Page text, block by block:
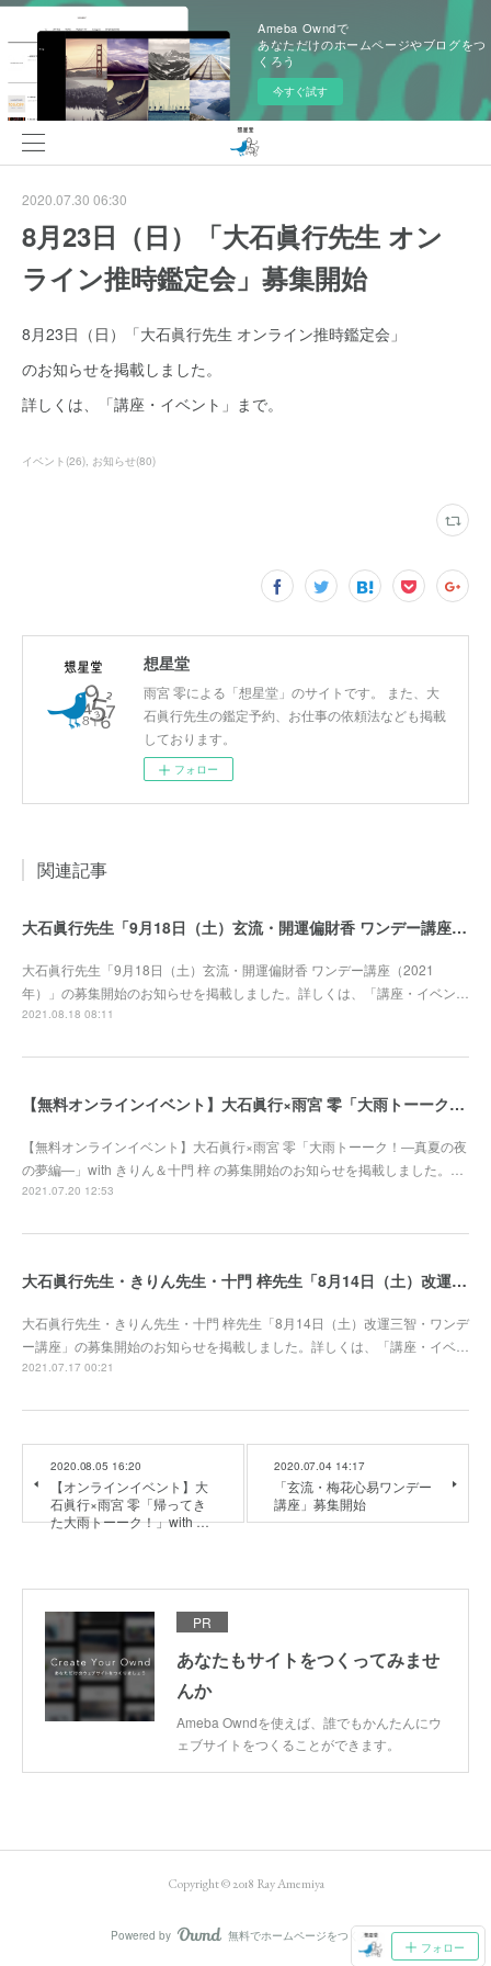
Ameba Owndで
あなただけのホームページやブログをつ
くろう
今すぐ試す
2020.07.30 06:30
8月23日（日）「大石眞行先生 オン
ライン推時鑑定会」募集開始
8月23日（日）「大石眞行先生 オンライン推時鑑定会」
のお知らせを掲載しました。
詳しくは、「講座・イベント」まで。
イベント (26) お知らせ(80)
想星堂
雨宮 零による「想星堂」のサイトです。 また、大
石眞行先生の鑑定予約、お仕事の依頼法なども掲載
しております。
フォロー
関連記事
大石眞行先生「9月18日（土）玄流・開運偏財香 ワンデー講座（2021年）」募集開始
大石眞行先生「9月18日（土）玄流・開運偏財香 ワンデー講座（2021
年）」の募集開始のお知らせを掲載しました。詳しくは、「講座・イベン…
2021.08.18 08:11
【無料オンラインイベント】大石眞行×雨宮 零「大雨トーーク！―真夏の夜の夢編―」with きりん＆十門 梓 募集開始
【無料オンラインイベント】大石眞行×雨宮 零「大雨トーーク！―真夏の夜
の夢編―」with きりん＆十門 梓 の募集開始のお知らせを掲載しました。…
2021.07.20 12:53
大石眞行先生・きりん先生・十門 梓先生「8月14日（土）改運三智・ワンデー講座」募集開始
大石眞行先生・きりん先生・十門 梓先生「8月14日（土）改運三智・ワンデ
ー講座」の募集開始のお知らせを掲載しました。詳しくは、「講座・イベ…
2021.07.17 00:21
2020.08.05 16:20
【オンラインイベント】大
石眞行×雨宮 零「帰ってき
た大雨トーーク！」with …
2020.07.04 14:17
「玄流・梅花心易ワンデー
講座」募集開始
PR
あなたもサイトをつくってみませ
んか
Ameba Owndを使えば、誰でもかんたんにウ
ェブサイトをつくることができます。
フォロー
Copyright © 2018 Ray Amemiya
Powered by AmebaOwnd
無料でホームページをつくろう